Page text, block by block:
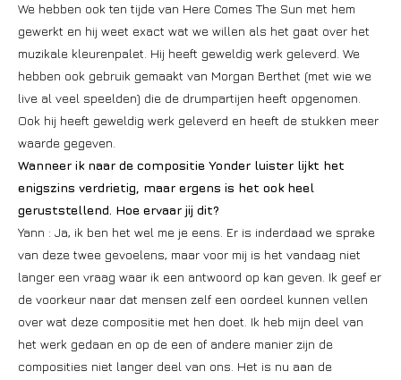
We hebben ook ten tijde van Here Comes The Sun met hem
gewerkt en hij weet exact wat we willen als het gaat over het
muzikale kleurenpalet. Hij heeft geweldig werk geleverd. We
hebben ook gebruik gemaakt van Morgan Berthet (met wie we
live al veel speelden) die de drumpartijen heeft opgenomen.
Ook hij heeft geweldig werk geleverd en heeft de stukken meer
waarde gegeven.
Wanneer ik naar de compositie Yonder luister lijkt het
enigszins verdrietig, maar ergens is het ook heel
geruststellend. Hoe ervaar jij dit?
Yann : Ja, ik ben het wel me je eens. Er is inderdaad we sprake
van deze twee gevoelens, maar voor mij is het vandaag niet
langer een vraag waar ik een antwoord op kan geven. Ik geef er
de voorkeur naar dat mensen zelf een oordeel kunnen vellen
over wat deze compositie met hen doet. Ik heb mijn deel van
het werk gedaan en op de een of andere manier zijn de
composities niet langer deel van ons. Het is nu aan de